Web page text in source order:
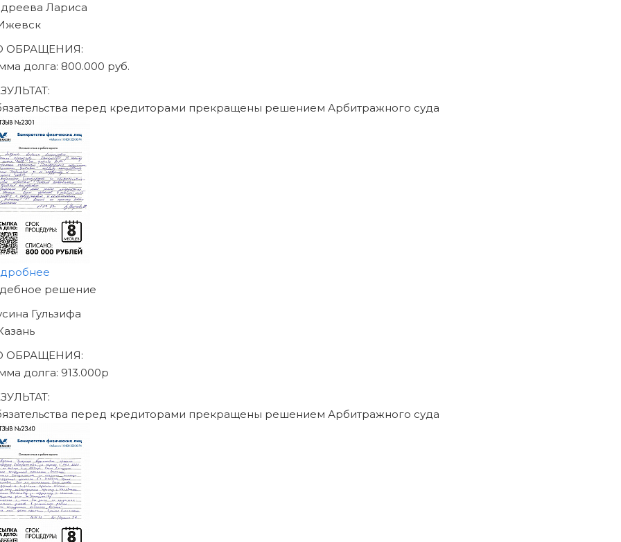
Рябова Людмила
сумма долга: 470.000 руб.
Обязательства перед кредиторами прекращены решением Арбитражного суда
НАЧНИТЕ ИЗБАВЛЯТЬСЯ